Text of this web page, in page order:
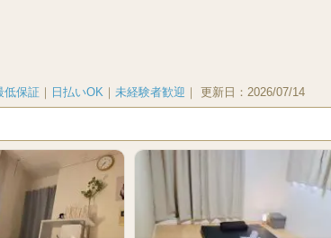
低保証 ｜ 日払いOK ｜ 未経験者歓迎 ｜ 更新日： 2026/07/14